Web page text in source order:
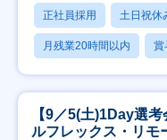
正社員採用 土日祝休
月残業20時間以内 賞
【9／5(土)1Day選
ルフレックス・リモ